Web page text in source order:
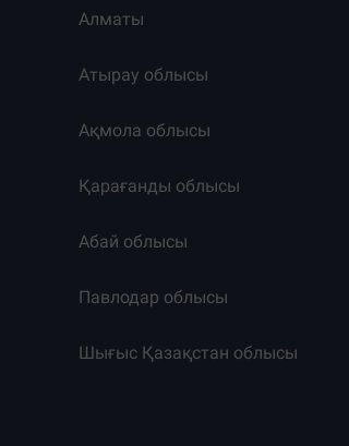
Алматы
Атырау облысы
Ақмола облысы
Қарағанды облысы
Абай облысы
Павлодар облысы
Шығыс Қазақстан облысы